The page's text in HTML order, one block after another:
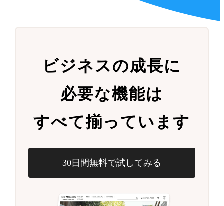
ビジネスの成長に
必要な機能は
すべて揃っています
30日間無料で試してみる